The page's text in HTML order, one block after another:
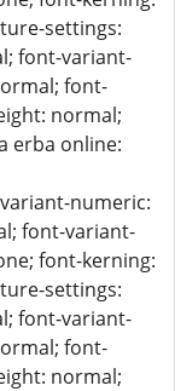
settings:
font-variant-
font-
normal;
erba online:
numeric:
font-variant-
font-kerning:
settings:
font-variant-
font-
normal;